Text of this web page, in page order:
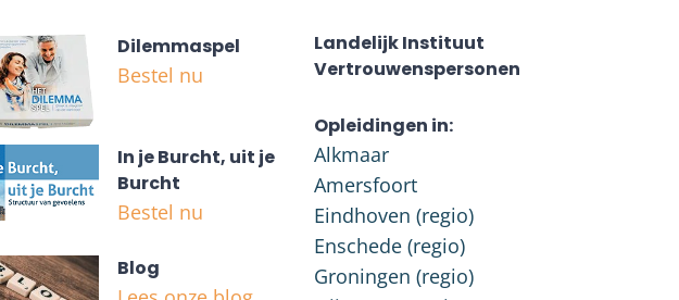
Dilemmaspel
Bestel nu
In je Burcht, uit je
Burcht
Bestel nu
Blog
Landelijk Instituut
Vertrouwenspersonen
Opleidingen in:
Alkmaar
Amersfoort
Eindhoven (regio)
Enschede (regio)
Groningen (regio)